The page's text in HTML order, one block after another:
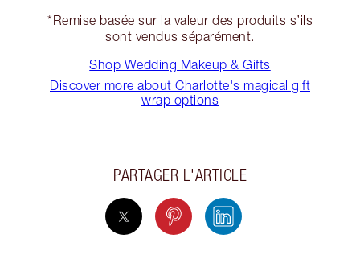
*Remise basée sur la valeur des produits s’ils
sont vendus séparément.
Shop Wedding Makeup & Gifts
Discover more about Charlotte's magical gift
wrap options
PARTAGER L'ARTICLE